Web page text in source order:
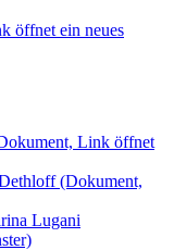
öffnet ein neues
Link öffnet
(Dokument,
Lugani